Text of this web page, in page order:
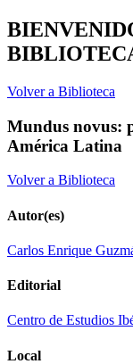
Volver a Biblioteca
Mundus novus:
América Latina
Volver a Biblioteca
Autor(es)
Carlos Enrique
Editorial
Centro de Estudios
Local